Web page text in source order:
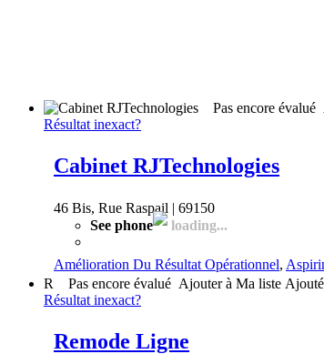
Pas encore évalué
Résultat inexact?
Cabinet RJTechnologies
46 Bis, Rue Raspail | 69150
See phone
loading...
Amélioration Du Résultat Opérationnel,
R
Pas encore évalué Ajouter à Ma liste Ajouté
Résultat inexact?
Remode Ligne